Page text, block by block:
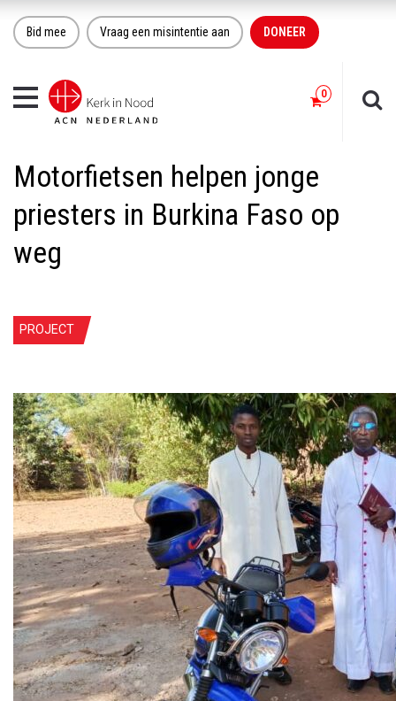
Bid mee Vraag een misintentie aan DONEER
Toggle
navigation
Motorfietsen helpen jonge
priesters in Burkina Faso op
weg
PROJECT